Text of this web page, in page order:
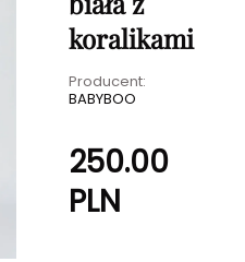
koralikami
Producent:
BABYBOO
250.00
PLN